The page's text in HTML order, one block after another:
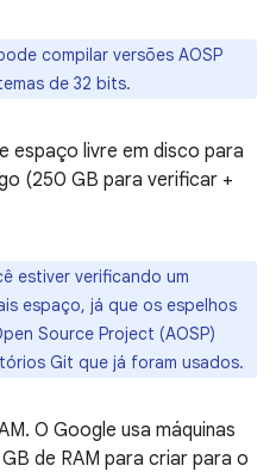
compilar versões AOSP
de 32 bits.
espaço livre em disco para
(250 GB para verificar +
estiver verificando um
espaço, já que os espelhos
Source Project (AOSP)
Git que já foram usados.
O Google usa máquinas
de RAM para criar para o